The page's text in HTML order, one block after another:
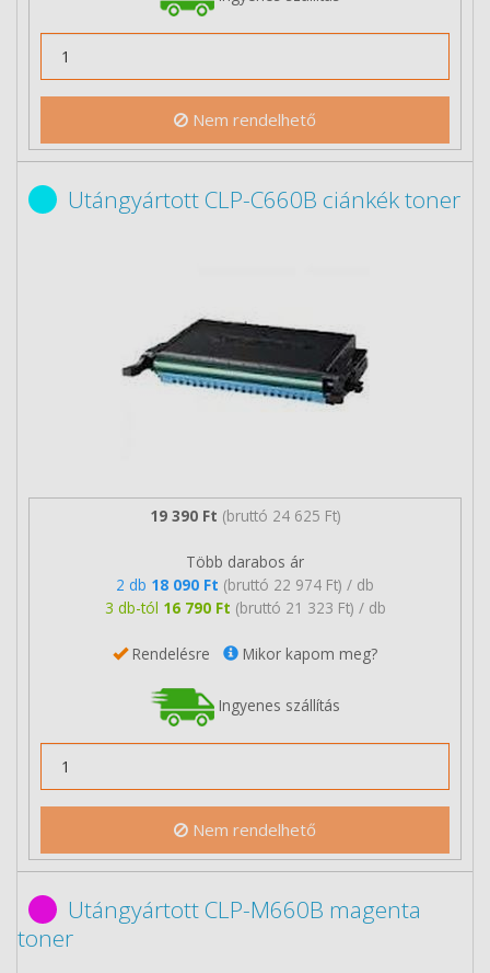
Nem rendelhető
Utángyártott CLP-C660B ciánkék toner
19 390 Ft (bruttó 24 625 Ft)
Több darabos ár
2 db 18 090 Ft (bruttó 22 974 Ft) / db
3 db-tól 16 790 Ft (bruttó 21 323 Ft) / db
Rendelésre Mikor kapom meg?
Ingyenes szállítás
Nem rendelhető
Utángyártott CLP-M660B magenta
toner